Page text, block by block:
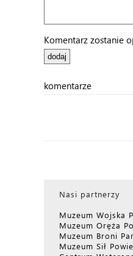
Komentarz zostanie
komentarze
Nasi partnerzy
Muzeum Wojska
Muzeum Oręża
Muzeum Broni
Muzeum Sił